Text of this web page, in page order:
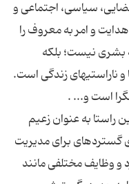
سياسى، اجتماعى و
و امر به معروف را
بشرى نيست؛ بلكه
و ناراستى‏هاى زندگى است.
است و... .
راستا به عنوان زعيم
گسترده‏اى براى مديريت
و وظايف مختلفى مانند